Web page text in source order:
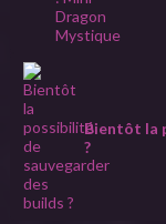
Bientôt la
?